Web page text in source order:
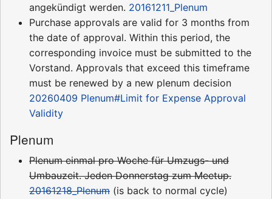
angekündigt werden. 20161211_Plenum
Purchase approvals are valid for 3 months from
the date of approval. Within this period, the
corresponding invoice must be submitted to the
Vorstand. Approvals that exceed this timeframe
must be renewed by a new plenum decision
20260409 Plenum#Limit for Expense Approval
Validity
Plenum
Plenum einmal pro Woche für Umzugs- und
Umbauzeit. Jeden Donnerstag zum Meetup.
20161218_Plenum (is back to normal cycle)